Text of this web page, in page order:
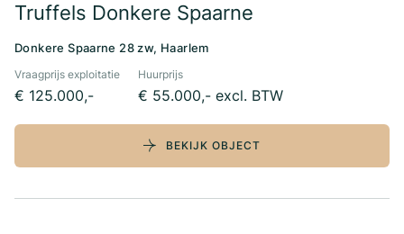
Truffels Donkere Spaarne
Donkere Spaarne 28 zw, Haarlem
Vraagprijs exploitatie
€ 125.000,-
Huurprijs
€ 55.000,- excl. BTW
BEKIJK OBJECT